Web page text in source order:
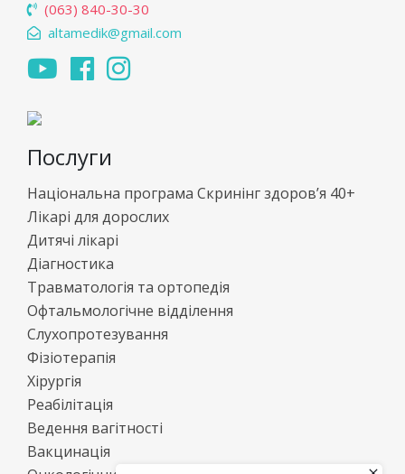
(063) 840-30-30
altamedik@gmail.com
Послуги
Національна програма Скринінг здоров’я 40+
Лікарі для дорослих
Дитячі лікарі
Діагностика
Травматологія та ортопедія
Офтальмологічне відділення
Слухопротезування
Фізіотерапія
Хірургія
Реабілітація
Ведення вагітності
Вакцинація